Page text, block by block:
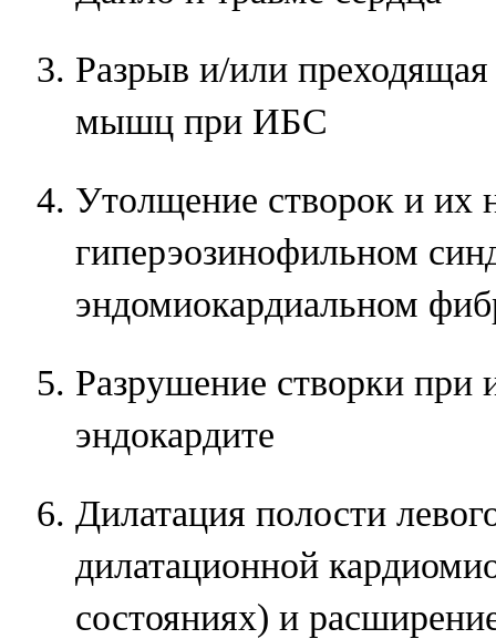
Разрыв и/или
мышц при ИБС
Утолщение створок и
гиперэозинофильном
эндомиокардиальном
Разрушение створки при
эндокардите
Дилатация полости
дилатационной
состояниях) и